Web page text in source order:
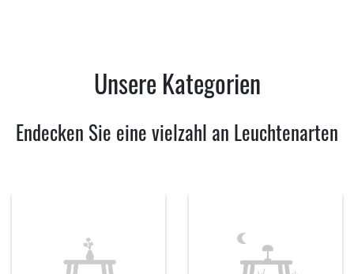
Unsere Kategorien
Endecken Sie eine vielzahl an Leuchtenarten